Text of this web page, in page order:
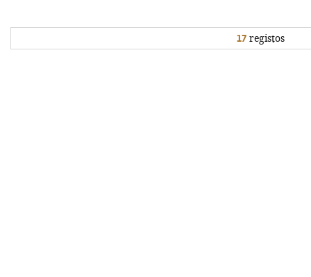
17registos